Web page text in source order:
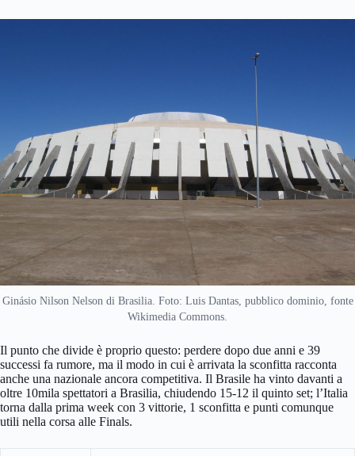
Ginásio Nilson Nelson di Brasilia. Foto: Luis Dantas, pubblico dominio, fonte
Wikimedia Commons.
Il punto che divide è proprio questo: perdere dopo due anni e 39
successi fa rumore, ma il modo in cui è arrivata la sconfitta racconta
anche una nazionale ancora competitiva. Il Brasile ha vinto davanti a
oltre 10mila spettatori a Brasilia, chiudendo 15-12 il quinto set; l’Italia
torna dalla prima week con 3 vittorie, 1 sconfitta e punti comunque
utili nella corsa alle Finals.